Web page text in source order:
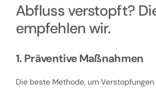
Abfluss verstopft?
empfehlen wir.
1. Präventive Maßnahmen
Die beste Methode, um